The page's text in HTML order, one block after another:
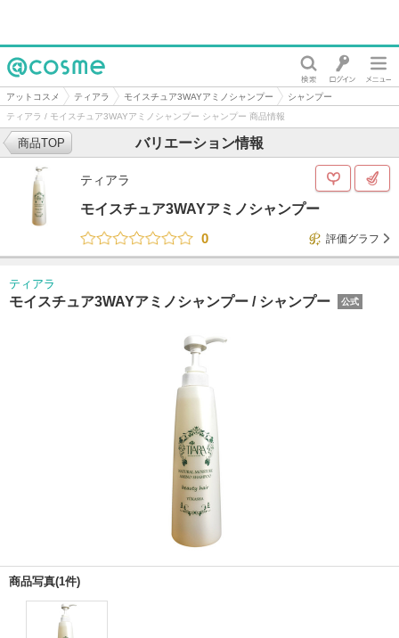
@cosme
アットコスメ ティアラ モイスチュア3WAYアミノシャンプー
シャンプー
ティアラ / モイスチュア3WAYアミノシャンプー シャンプー 商品情報
バリエーション情報
商品TOP
ティアラ
モイスチュア3WAYアミノシャンプー
0
評価グラフ
ティアラ
モイスチュア3WAYアミノシャンプー / シャンプー 公式
商品写真(1件)